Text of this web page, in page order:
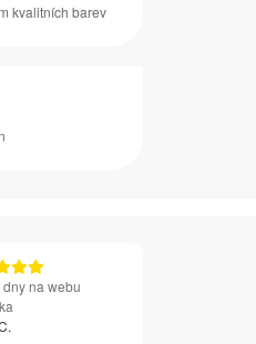
kvalitních barev
na webu